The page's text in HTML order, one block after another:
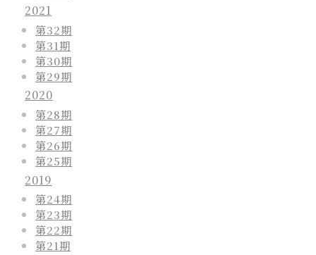
2021
第32期
第31期
第30期
第29期
2020
第28期
第27期
第26期
第25期
2019
第24期
第23期
第22期
第21期